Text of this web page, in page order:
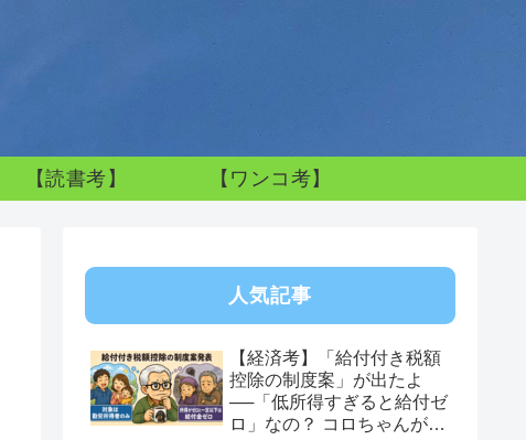
【読書考】 【ワンコ考】
人気記事
【経済考】「給付付き税額
控除の制度案」が出たよ
──「低所得すぎると給付ゼ
ロ」なの？ コロちゃんが感